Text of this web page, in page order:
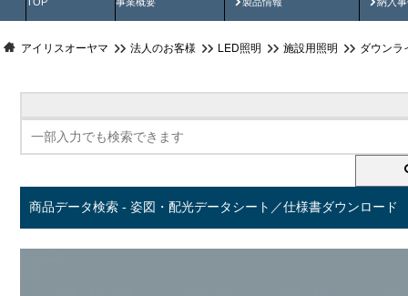
アイリスオーヤマ 法人のお客様 LED照明 施設用照明 ダウンラ
商品データ検索 - 姿図・配光データシート／仕様書ダウンロード